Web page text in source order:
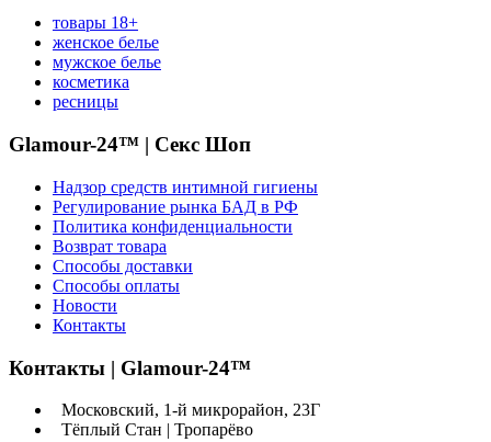
товары 18+
женское белье
мужское белье
косметика
ресницы
Glamour-24™ | Секс Шоп
Надзор средств интимной гигиены
Регулирование рынка БАД в РФ
Политика конфиденциальности
Возврат товара
Способы доставки
Способы оплаты
Новости
Контакты
Контакты | Glamour-24™
Московский, 1-й микрорайон, 23Г
Тёплый Стан | Тропарёво